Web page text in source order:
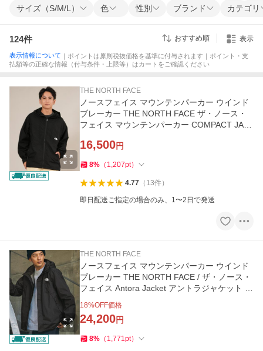
サイズ（S/M/L） 色 性別 ブランド カテゴリ
124件 おすすめ順 表示
表示情報について ｜ポイントは原則税抜価格を基準に付与されます｜ポイント・支
払額等の正確な情報（付与条件・上限等）はカートをご確認ください
THE NORTH FACE
ノースフェイス マウンテンパーカー ウインド
ブレーカー THE NORTH FACE ザ・ノース・
フェイス マウンテンパーカー COMPACT JAC
16,500円
8% （ 1,207pt）
4.77（ 13件）
即日配送ご指定の場合のみ、1〜2日で発送
THE NORTH FACE
ノースフェイス マウンテンパーカー ウインド
ブレーカー THE NORTH FACE / ザ・ノース・
フェイス Antora Jacket アントラジャケット /
18%OFF価格
24,200円
8% （ 1,771pt）